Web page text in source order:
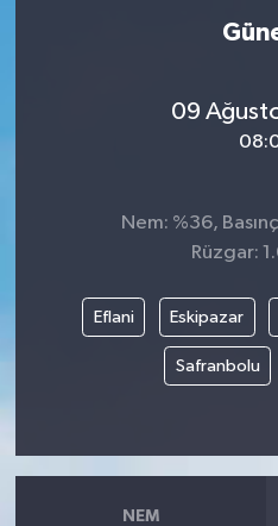
09
Nem: %36,
Rüzgar:
Eflani Eskipazar
Safranbolu
NEM